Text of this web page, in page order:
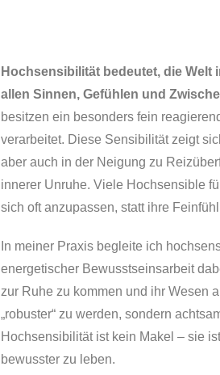
Hochsensibilität bedeutet, die Welt
allen Sinnen, Gefühlen und
besitzen ein besonders fein
verarbeitet. Diese Sensibilität zeigt
aber auch in der Neigung zu
innerer Unruhe. Viele Hochsensible
sich oft anzupassen, statt ihre
In meiner Praxis begleite ich
energetischer Bewusstseinsarbeit
zur Ruhe zu kommen und ihr Wesen
„robuster“ zu werden, sondern
Hochsensibilität ist kein Makel – sie
bewusster zu leben.